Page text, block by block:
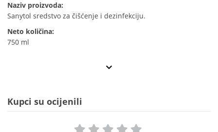
Naziv proizvoda:
Sanytol sredstvo za čišćenje i dezinfekciju.
Neto količina:
750 ml
Kupci su ocijenili